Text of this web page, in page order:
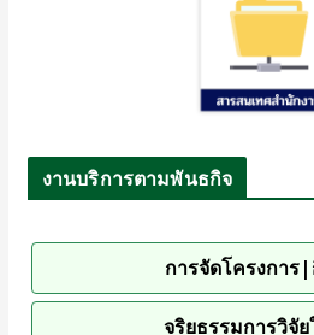
งานบริการตามพันธกิจ
การจัดโครงการ
จริยธรรมการวิจั